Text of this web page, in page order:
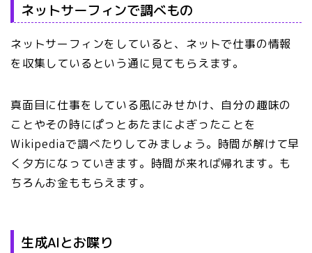
ネットサーフィンで調べもの
ネットサーフィンをしていると、ネットで仕事の情報
を収集しているという通に見てもらえます。
真面目に仕事をしている風にみせかけ、自分の趣味の
ことやその時にぱっとあたまによぎったことを
Wikipediaで調べたりしてみましょう。時間が解けて早
く夕方になっていきます。時間が来れば帰れます。も
ちろんお金ももらえます。
生成AIとお喋り